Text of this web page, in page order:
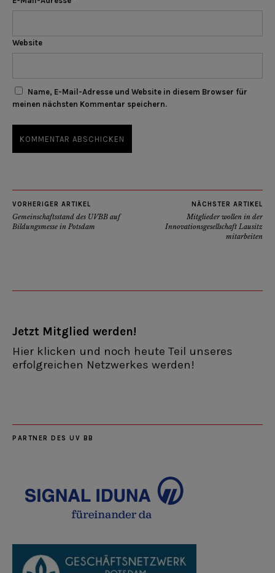
Website
Name, E-Mail-Adresse und Website in diesem Browser für
meinen nächsten Kommentar speichern.
VORHERIGER ARTIKEL
Gemeinschaftsstand des UVBB auf
Bildungsmesse in Potsdam
NÄCHSTER ARTIKEL
Mitglieder wollen in der
Innovationsgesellschaft Lausitz
mitarbeiten
Jetzt Mitglied werden!
Hier klicken und noch heute Teil unseres
erfolgreichen Netzwerkes werden!
PARTNER DES UV BB